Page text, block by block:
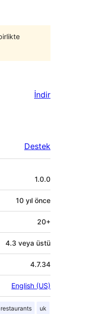
İndir
Destek
1.0.0
10 yıl önce
20+
4.3 veya üstü
4.7.34
English (US)
restaurants uk